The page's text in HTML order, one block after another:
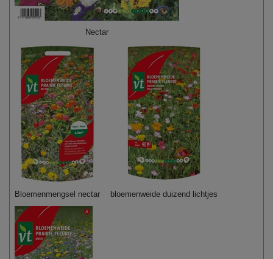
Nectar
Bloemenmengsel nectar bloemenweide duizend lichtjes